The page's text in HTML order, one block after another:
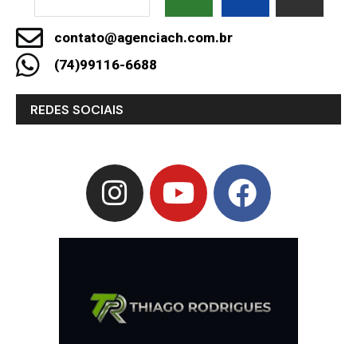
contato@agenciach.com.br
(74)99116-6688
REDES SOCIAIS